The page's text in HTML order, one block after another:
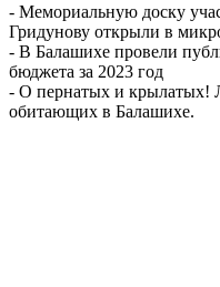
- Мемориальную доску
Гридунову открыли в
- В Балашихе провели
бюджета за 2023 год
- О пернатых и крылатых!
обитающих в Балашихе.